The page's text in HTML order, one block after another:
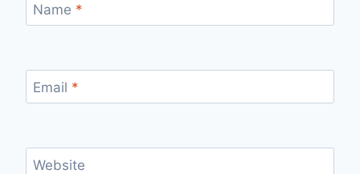
Name *
Email *
Website